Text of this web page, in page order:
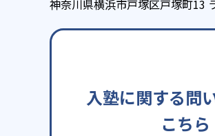
神奈川県横浜市戸塚区戸塚町13
入塾に関する問
こちら